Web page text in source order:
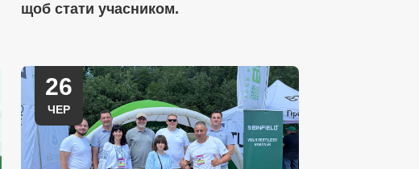
щоб стати учасником.
26
ЧЕР